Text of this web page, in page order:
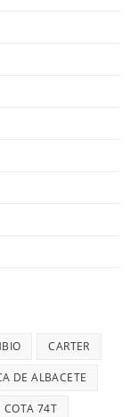
CARTER
DE ALBACETE
COTA 74T